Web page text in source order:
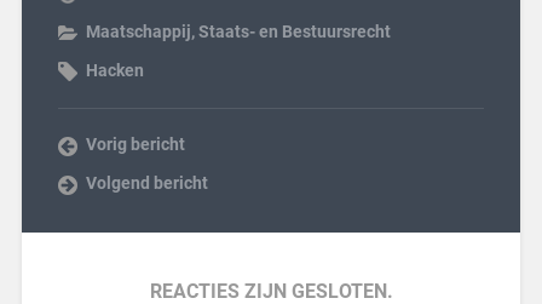
Maatschappij,Staats- en Bestuursrecht
Hacken
Vorig bericht
Volgend bericht
REACTIES ZIJN GESLOTEN.